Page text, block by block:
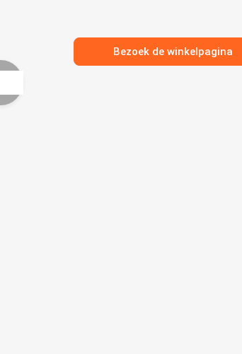
Bezoek de winkelpagina